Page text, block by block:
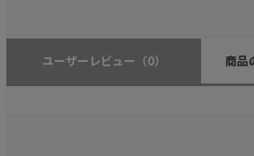
ユーザーレビュー （0） 商品